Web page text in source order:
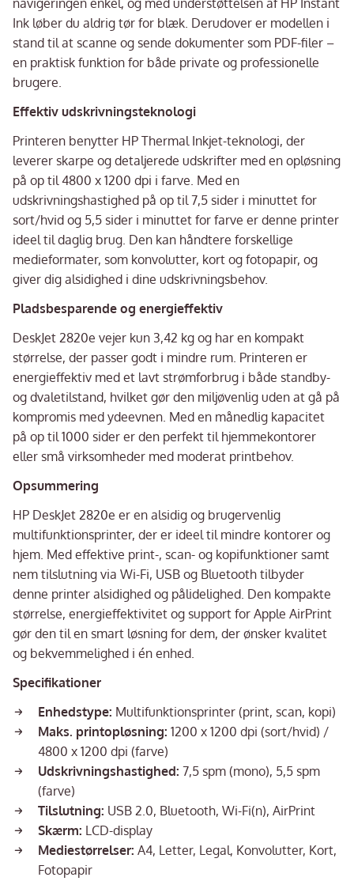
navigeringen enkel, og med understøttelsen af HP Instant
Ink løber du aldrig tør for blæk. Derudover er modellen i
stand til at scanne og sende dokumenter som PDF-filer –
en praktisk funktion for både private og professionelle
brugere.
Effektiv udskrivningsteknologi
Printeren benytter HP Thermal Inkjet-teknologi, der
leverer skarpe og detaljerede udskrifter med en opløsning
på op til 4800 x 1200 dpi i farve. Med en
udskrivningshastighed på op til 7,5 sider i minuttet for
sort/hvid og 5,5 sider i minuttet for farve er denne printer
ideel til daglig brug. Den kan håndtere forskellige
medieformater, som konvolutter, kort og fotopapir, og
giver dig alsidighed i dine udskrivningsbehov.
Pladsbesparende og energieffektiv
DeskJet 2820e vejer kun 3,42 kg og har en kompakt
størrelse, der passer godt i mindre rum. Printeren er
energieffektiv med et lavt strømforbrug i både standby-
og dvaletilstand, hvilket gør den miljøvenlig uden at gå på
kompromis med ydeevnen. Med en månedlig kapacitet
på op til 1000 sider er den perfekt til hjemmekontorer
eller små virksomheder med moderat printbehov.
Opsummering
HP DeskJet 2820e er en alsidig og brugervenlig
multifunktionsprinter, der er ideel til mindre kontorer og
hjem. Med effektive print-, scan- og kopifunktioner samt
nem tilslutning via Wi-Fi, USB og Bluetooth tilbyder
denne printer alsidighed og pålidelighed. Den kompakte
størrelse, energieffektivitet og support for Apple AirPrint
gør den til en smart løsning for dem, der ønsker kvalitet
og bekvemmelighed i én enhed.
Specifikationer
Enhedstype: Multifunktionsprinter (print, scan, kopi)
Maks. printopløsning: 1200 x 1200 dpi (sort/hvid) /
4800 x 1200 dpi (farve)
Udskrivningshastighed: 7,5 spm (mono), 5,5 spm
(farve)
Tilslutning: USB 2.0, Bluetooth, Wi-Fi(n), AirPrint
Skærm: LCD-display
Mediestørrelser: A4, Letter, Legal, Konvolutter, Kort,
Fotopapir